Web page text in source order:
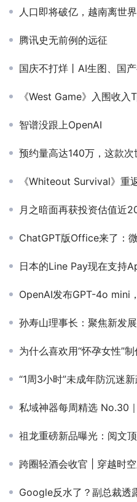
人口即将破亿，越南离世
腾讯史无前例的远征
国庆不打烊丨AI生图、国产视频模型、AI设
《West Game》入围收入
智谱没跟上OpenAI
预约量高达140万，这款次世
《Whiteout Survival》重返榜
月之暗面再获投资估值近200亿，大模型
ChatGPT版Office来了：微
日本的Line Pay现在支持
OpenAI发布GPT-4o mini
孙寿山理事长：聚焦新发
为什么喜欢用“怀孕女性”制作买
“1周3小时”未成年防沉迷新政推
私域神器每周精选 No.30｜多
祖龙重磅新品曝光：阅文
跨圈轻酒会收官 | 穿越时
Google反水了？副总裁透露：